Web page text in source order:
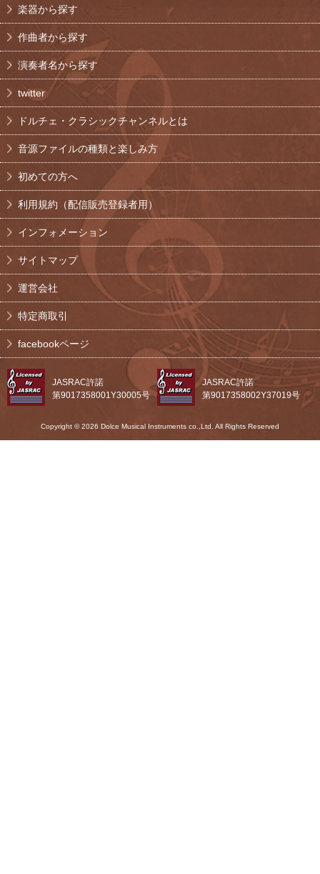
楽器から探す
作曲者から探す
演奏者名から探す
twitter
ドルチェ・クラシックチャンネルとは
音源ファイルの種類と楽しみ方
初めての方へ
利用規約（配信販売登録者用）
インフォメーション
サイトマップ
運営会社
特定商取引
facebookページ
JASRAC許諾
第9017358001Y30005号
JASRAC許諾
第9017358002Y37019号
Copyright © 2026 Dolce Musical Instruments co.,Ltd. All Rights Reserved